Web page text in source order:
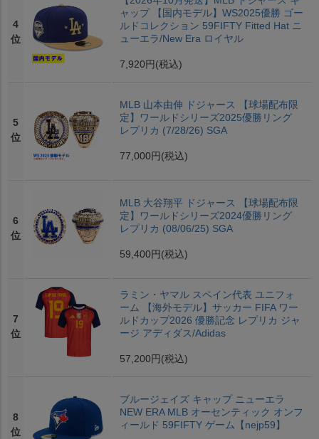
4
位
ャップ 【国内モデル】WS2025優勝 ゴー
ルドコレクション 59FIFTY Fitted Hat ニ
ューエラ/New Era ロイヤル
7,920円 (税込)
5
位
MLB 山本由伸 ドジャース 【球場配布限
定】ワールドシリーズ2025優勝リング
レプリカ (7/28/26) SGA
77,000円 (税込)
6
位
MLB 大谷翔平 ドジャース 【球場配布限
定】ワールドシリーズ2024優勝リング
レプリカ (08/06/25) SGA
59,400円 (税込)
7
位
ラミン・ヤマル スペイン代表 ユニフォ
ーム 【海外モデル】サッカー FIFA ワー
ルドカップ2026 優勝記念 レプリカ ジャ
ージ アディダス/Adidas
57,200円 (税込)
8
位
ブルージェイズ キャップ ニューエラ
NEW ERA MLB オーセンティック オンフ
ィールド 59FIFTY ゲーム【nejp59】